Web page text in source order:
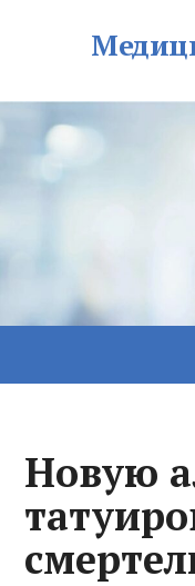
Новую